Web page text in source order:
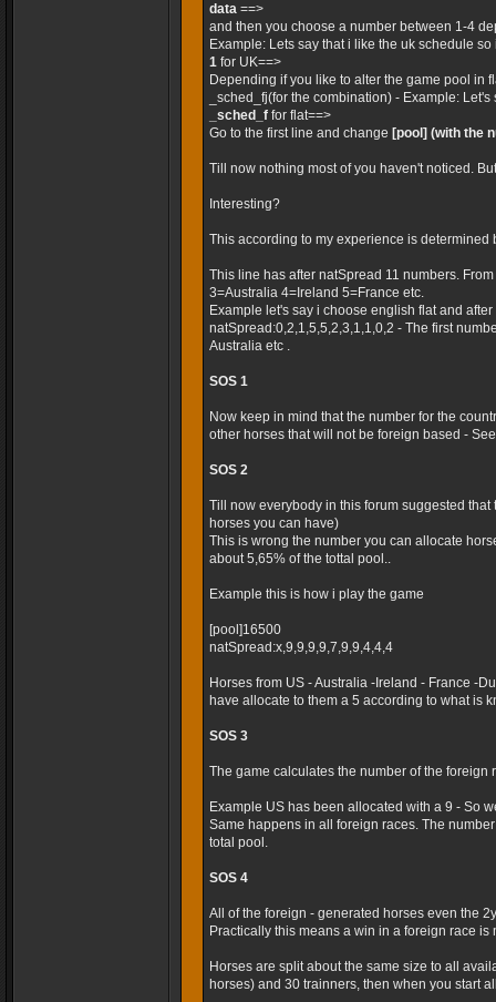
data ==>
and then you choose a number between 1-4
Example: Lets say that i like the uk schedule so
1 for UK==>
Depending if you like to alter the game pool in
_sched_fj(for the combination) - Example:
_sched_f for flat==>
Go to the first line and change [pool] (with the
Till now nothing most of you haven't noticed.
Interesting?
This according to my experience is
This line has after natSpread 11 numbers.
3=Australia 4=Ireland 5=France etc.
Example let's say i choose english flat and
natSpread:0,2,1,5,5,2,3,1,1,0,2 - The first
Australia etc .
SOS 1
Now keep in mind that the number for the
other horses that will not be foreign based -
SOS 2
Till now everybody in this forum suggested
horses you can have)
This is wrong the number you can allocate
about 5,65% of the tottal pool..
Example this is how i play the game
[pool]16500
natSpread:x,9,9,9,9,7,9,9,4,4,4
Horses from US - Australia -Ireland - France -
have allocate to them a 5 according to what is
SOS 3
The game calculates the number of the foreign
Example US has been allocated with a 9 - So
Same happens in all foreign races. The
total pool.
SOS 4
All of the foreign - generated horses even the
Practically this means a win in a foreign race is
Horses are split about the same size to all
horses) and 30 trainners, then when you start